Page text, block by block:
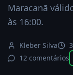
Maracanã
às 16:00.
Kleber Silva
12 comentários